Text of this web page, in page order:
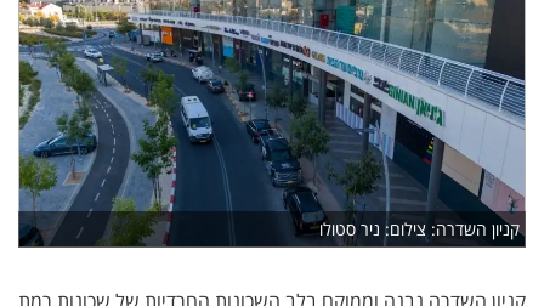
קניון השדרה: צילום: ניר סטולו